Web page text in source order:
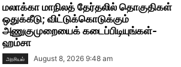
மலாக்கா மாநிலத் தேர்தலில் தொகுதிகள்
ஒதுக்கீடு; விட்டுக்கொடுக்கும்
அணுகுமுறையைக் கடைப்பிடியுங்கள்-
ஹம்சா
அரசியல் August 8, 2026 9:48 am